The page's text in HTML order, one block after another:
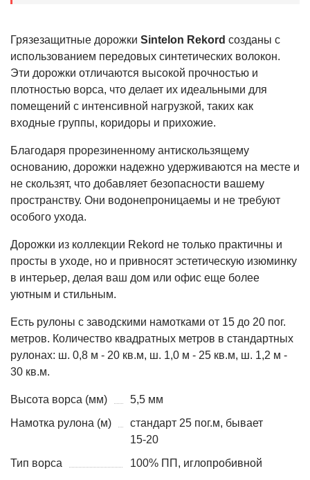
Грязезащитные дорожки Sintelon Rekord созданы с
использованием передовых синтетических волокон.
Эти дорожки отличаются высокой прочностью и
плотностью ворса, что делает их идеальными для
помещений с интенсивной нагрузкой, таких как
входные группы, коридоры и прихожие.
Благодаря прорезиненному антискользящему
основанию, дорожки надежно удерживаются на месте и
не скользят, что добавляет безопасности вашему
пространству. Они водонепроницаемы и не требуют
особого ухода.
Дорожки из коллекции Rekord не только практичны и
просты в уходе, но и привносят эстетическую изюминку
в интерьер, делая ваш дом или офис еще более
уютным и стильным.
Есть рулоны с заводскими намотками от 15 до 20 пог.
метров. Количество квадратных метров в стандартных
рулонах: ш. 0,8 м - 20 кв.м, ш. 1,0 м - 25 кв.м, ш. 1,2 м -
30 кв.м.
Высота ворса (мм)
5,5 мм
Намотка рулона (м)
стандарт 25 пог.м, бывает
15-20
Тип ворса
100% ПП, иглопробивной